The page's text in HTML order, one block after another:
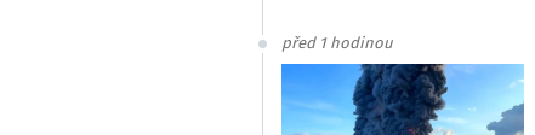
před 1 hodinou